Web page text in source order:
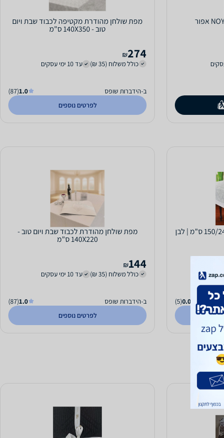
מפת שולחן מהודרת מקטיפה לכבוד שבת ויום
טוב - 140X350 ס"מ
274
₪
כולל משלוח (35 ₪)
עד 10 ימי עסקים
ב-הידברות שופס 1.0
(87)
לפרטים נוספים
0.0
(5)
מפת שולחן מהודרת לכבוד שבת ויום טוב -
140X220 ס"מ
144
₪
כולל משלוח (35 ₪)
עד 10 ימי עסקים
ב-הידברות שופס 1.0
(87)
לפרטים נוספים